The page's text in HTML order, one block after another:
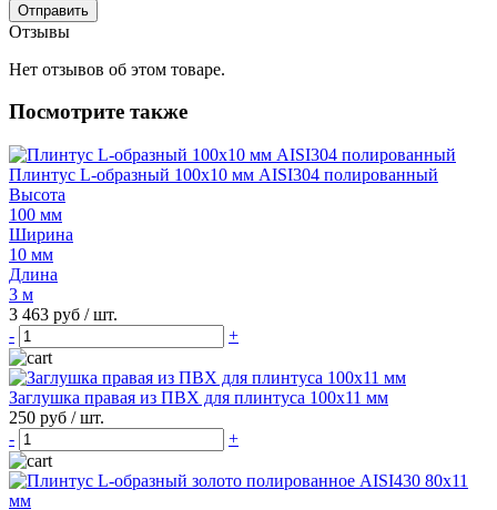
Отправить
Отзывы
Нет отзывов об этом товаре.
Посмотрите также
Плинтус L-образный 100х10 мм AISI304 полированный
Высота
100 мм
Ширина
10 мм
Длина
3 м
3 463 руб / шт.
-
+
Заглушка правая из ПВХ для плинтуса 100х11 мм
250 руб / шт.
-
+